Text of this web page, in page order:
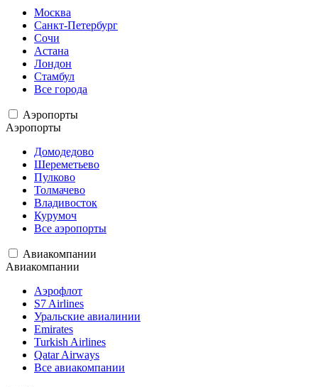
Москва
Санкт-Петербург
Сочи
Астана
Лондон
Стамбул
Все города
Аэропорты
Аэропорты
Домодедово
Шереметьево
Пулково
Толмачево
Владивосток
Курумоч
Все аэропорты
Авиакомпании
Авиакомпании
Аэрофлот
S7 Airlines
Уральские авиалинии
Emirates
Turkish Airlines
Qatar Airways
Все авиакомпании